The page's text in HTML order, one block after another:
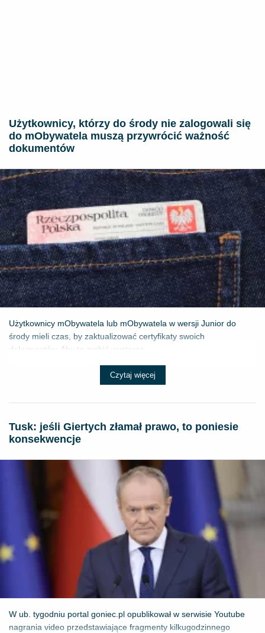
Użytkownicy, którzy do środy nie zalogowali się
do mObywatela muszą przywrócić ważność
dokumentów
Użytkownicy mObywatela lub mObywatela w wersji Junior do
środy mieli czas, by zaktualizować certyfikaty swoich
dokumentów. Aby to zrobić wystarcz...
Czytaj więcej
Tusk: jeśli Giertych złamał prawo, to poniesie
konsekwencje
W ub. tygodniu portal goniec.pl opublikował w serwisie Youtube
nagrania video przedstawiające fragmenty kilkugodzinnego